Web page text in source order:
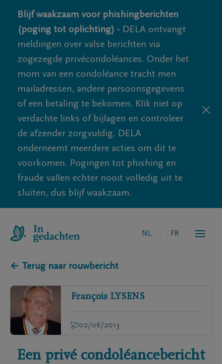
Blijf waakzaam voor phishingberichten
(poging tot oplichting) - DELA ontvangt
meldingen over valse berichten via
zogezegde privécondoléances. Onder het
mom van een condoléance tracht men
mailadressen, andere persoonsgegevens
of een betaling te bekomen. Klik niet op
verdachte links of bijlagen en controleer
de afzender zorgvuldig. DELA
onderneemt meerdere acties om dit te
voorkomen. Pogingen tot phishing en
fraude vallen echter nooit volledig uit te
sluiten, dus blijf waakzaam.
NL FR
← Terug naar rouwbericht
François LYSENS
02/06/2013
Een privé condoléancebericht